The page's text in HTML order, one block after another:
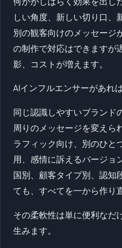
しい角度、新しい切り口、
別の観客向けのメッセージ
の制作で対応はできますが
影、コストが増えます。
AIインフルエンサーがあれ
同じ認識しやすいブランド
周りのメッセージを変えら
ラフィック向け、別のひと
用、感情に訴えるバージョ
国別、顧客タイプ別、認知
ても、すべてを一から作り
その柔軟性は単に便利なだ
生みます。